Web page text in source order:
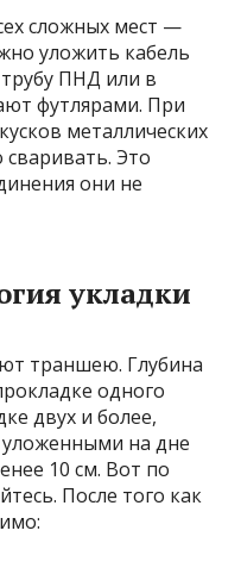
сложных мест —
уложить кабель
ПНД или в
футлярами. При
металлических
Это
они не
укладки
траншею. Глубина
одного
двух и более,
на дне
10 см. Вот по
После того как